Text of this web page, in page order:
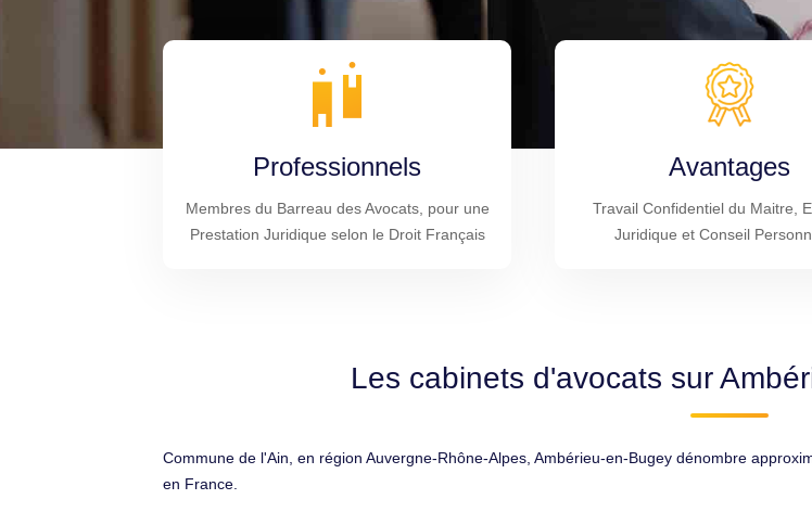
Professionnels
Membres du Barreau des Avocats, pour une
Prestation Juridique selon le Droit Français
Avantages
Travail Confidentiel du Maitre,
Juridique et Conseil
Les cabinets d'avocats sur
Commune de l'Ain, en région Auvergne-Rhône-Alpes, Ambérieu-en-Bugey dénombre
en France.